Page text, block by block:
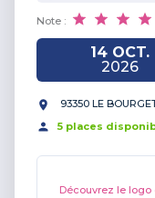
Note :
14 OCT.
2026
93350 LE
5 places
Découvrez le